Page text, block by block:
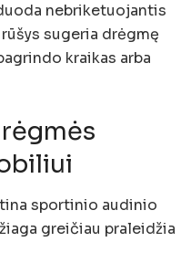
nebriketuojantis
sugeria drėgmę
kraikas arba
sportinio audinio
greičiau praleidžia